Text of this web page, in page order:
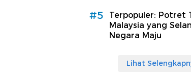
#5
Terpopuler: Potret
Malaysia yang
Negara Maju
Lihat